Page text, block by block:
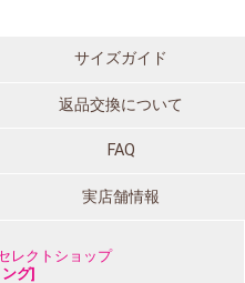
サイズガイド
返品交換について
FAQ
実店舗情報
レクトショップ
グ]